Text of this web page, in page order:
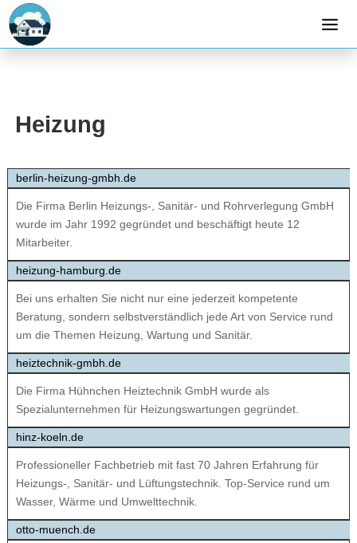
Heizung
berlin-heizung-gmbh.de
Die Firma Berlin Heizungs-, Sanitär- und Rohrverlegung GmbH
wurde im Jahr 1992 gegründet und be­schäftigt heute 12
Mitarbeiter.
heizung-hamburg.de
Bei uns erhalten Sie nicht nur eine jederzeit kompetente
Beratung, sondern selbstverständlich jede Art von Service rund
um die Themen Heizung, Wartung und Sanitär.
heiztechnik-gmbh.de
Die Firma Hühnchen Heiztechnik GmbH wurde als
Spezialunternehmen für Heizungswartungen gegründet.
hinz-koeln.de
Professioneller Fachbetrieb mit fast 70 Jahren Erfahrung für
Heizungs-, Sanitär- und Lüftungstechnik. Top-Service rund um
Wasser, Wärme und Umwelttechnik.
otto-muench.de